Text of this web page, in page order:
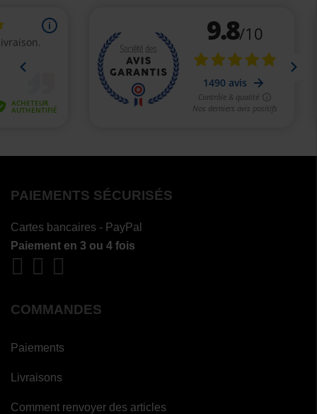
PAIEMENTS SÉCURISÉS
Cartes bancaires - PayPal
Paiement en 3 ou 4 fois
COMMANDES
Paiements
Livraisons
Comment renvoyer des articles